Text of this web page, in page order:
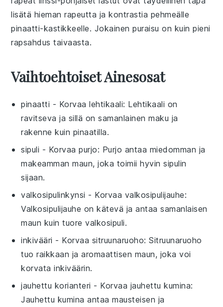
lisätä hieman rapeutta ja kontrastia pehmeälle
pinaatti-kastikkeelle. Jokainen puraisu on kuin pieni
rapsahdus taivaasta.
Vaihtoehtoiset Ainesosat
pinaatti - Korvaalehtikaali: Lehtikaali on
ravitseva ja sillä on samanlainen maku ja
rakenne kuin pinaatilla.
sipuli - Korvaapurjo: Purjo antaa miedomman ja
makeamman maun, joka toimii hyvin sipulin
sijaan.
valkosipulinkynsi - Korvaa valkosipulijauhe:
Valkosipulijauhe on kätevä ja antaa samanlaisen
maun kuin tuore valkosipuli.
inkivääri - Korvaa sitruunaruoho: Sitruunaruoho
tuo raikkaan ja aromaattisen maun, joka voi
korvata inkiväärin.
jauhettu korianteri - Korvaa jauhettu kumina:
Jauhettu kumina antaa mausteisen ja